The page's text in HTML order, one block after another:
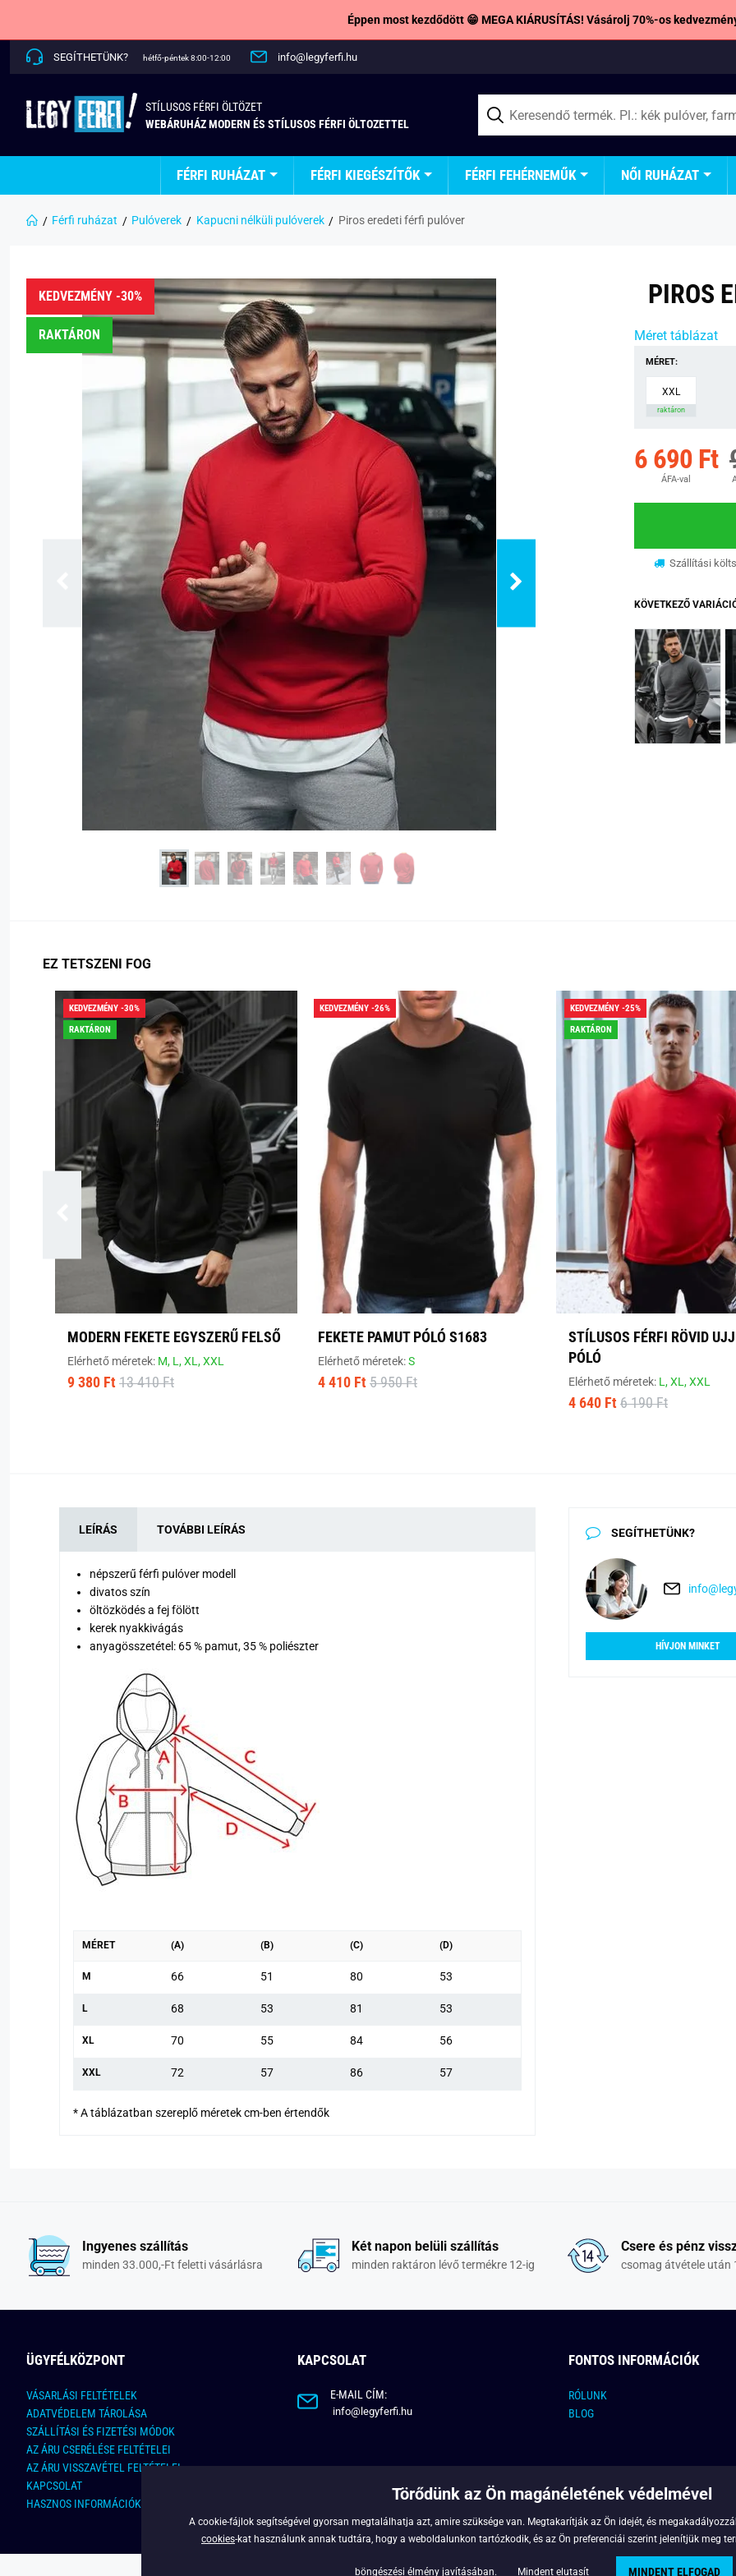
Éppen most kezdődött 😁 MEGA KIÁRUSÍTÁS! Vásárolj 70%-os
SEGÍTHETÜNK? hétfő-péntek 8:00-12:00 info@legyferfi.hu
STÍLUSOS FÉRFI ÖLTÖZET
WEBÁRUHÁZ MODERN ÉS STÍLUSOS FÉRFI ÖLTOZETTEL
FÉRFI RUHÁZAT FÉRFI KIEGÉSZÍTŐK FÉRFI FEHÉRNEMŰK NŐI RUHÁZAT
Férfi ruházat Pulóverek Kapucni nélküli pulóverek Piros eredeti férfi pulóver
KEDVEZMÉNY -30%
RAKTÁRON
PIROS
Méret táblázat
MÉRET:
XXL
raktáron
6 690 Ft
ÁFA-val
Szállítási
KÖVETKEZŐ
EZ TETSZENI FOG
KEDVEZMÉNY -30%
RAKTÁRON
MODERN FEKETE EGYSZERŰ FELSŐ
Elérhető méretek: M, L,XL,XXL
9 380 Ft 13 410 Ft
KEDVEZMÉNY -26%
FEKETE PAMUT PÓLÓ S1683
Elérhető méretek:S
4 410 Ft 5 950 Ft
KEDVEZMÉNY -25%
RAKTÁRON
STÍLUSOS FÉRFI RÖVID
PÓLÓ
Elérhető méretek: L,XL,XXL
4 640 Ft 6 190 Ft
LEÍRÁS TOVÁBBI LEÍRÁS
népszerű férfi pulóver modell
divatos szín
öltözködés a fej fölött
kerek nyakkivágás
anyagösszetétel: 65 % pamut, 35 % poliészter
MÉRET (A) (B) (C) (D)
M 66 51 80 53
L 68 53 81 53
XL 70 55 84 56
XXL 72 57 86 57
* A táblázatban szereplő méretek cm-ben értendők
SEGÍTHETÜNK?
HÍVJON MINKET
Ingyenes szállítás
minden 33.000,-Ft feletti vásárlásra
Két napon belüli szállítás
minden raktáron lévő termékre 12-ig
Csere és pénz
csomag átvétele után
ÜGYFÉLKÖZPONT
VÁSARLÁSI FELTÉTELEK
ADATVÉDELEM TÁROLÁSA
SZÁLLÍTÁSI ÉS FIZETÉSI MÓDOK
AZ ÁRU CSERÉLÉSE FELTÉTELEI
AZ ÁRU VISSZAVÉTEL FELTÉTELEI
KAPCSOLAT
HASZNOS INFORMÁCIÓK
KAPCSOLAT
E-MAIL CÍM:
info@legyferfi.hu
FONTOS INFORMÁCIÓK
RÓLUNK
BLOG
Copyright © 2022 - Legyferfi.hu
Törődünk az Ön magánéletének védelmével
A cookie-fájlok segítségével gyorsan megtalálhatja azt, amire szüksége van. Megtakarítják az Ön idejét, és
cookies-kat használunk annak tudtára, hogy a weboldalunkon tartózkodik, és az Ön preferenciái szerint jelenítjük meg
böngészési élmény javításában. Mindent elutasít MINDENT ELFOGAD